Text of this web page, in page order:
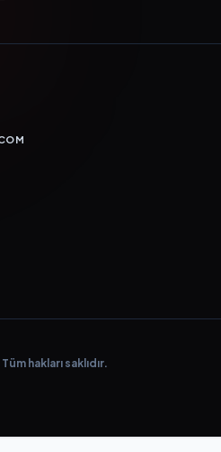
Tüm hakları saklıdır.